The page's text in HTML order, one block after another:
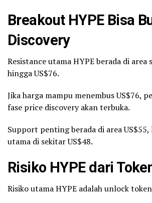
Breakout HYPE Bisa
Discovery
Resistance utama HYPE berada di area
hingga US$76.
Jika harga mampu menembus US$76,
fase price discovery akan terbuka.
Support penting berada di area
utama di sekitar US$48.
Risiko HYPE dari
Risiko utama HYPE adalah unlock